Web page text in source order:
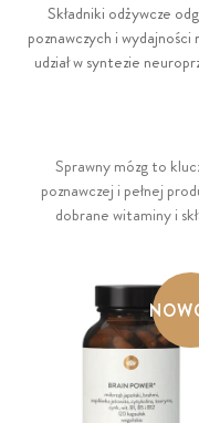
Składniki odżywcze
poznawczych i
udział w syntezie
nerwowego jako całości,
w utrzymaniu
tworzeniu ważnych
Sprawny mózg to
poznawczej i pełnej
dobrane witaminy i
Szczególnie istotne są
DHA, który jest
odpowiadają za
wspierają pamięć,
suplementacja
umysłową, a także